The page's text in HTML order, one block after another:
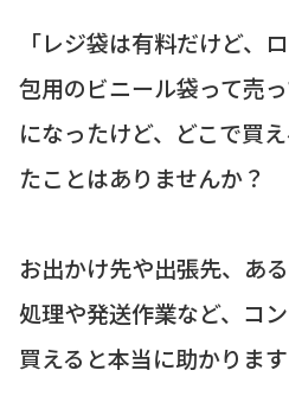
「レジ袋は有料だけど、
包用のビニール袋って売
になったけど、どこで買
たことはありませんか？
お出かけ先や出張先、あ
処理や発送作業など、コ
買えると本当に助かります